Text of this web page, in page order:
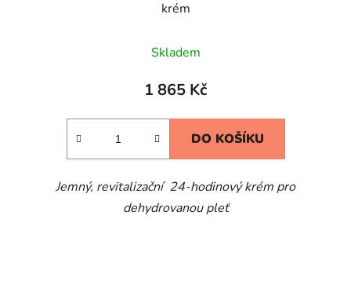
krém
Skladem
1 865 Kč
DO KOŠÍKU
Jemný, revitalizační 24-hodinový krém pro
dehydrovanou pleť